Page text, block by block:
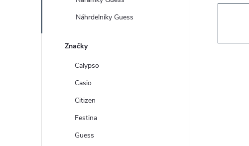
Náhrdelníky Guess
Značky
Calypso
Casio
Citizen
Festina
Guess